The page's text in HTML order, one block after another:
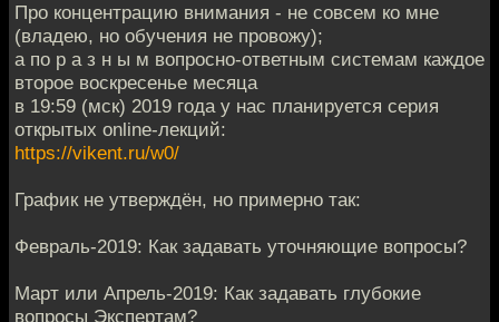
Про концентрацию внимания - не совсем ко мне
(владею, но обучения не провожу);
а по р а з н ы м вопросно-ответным системам каждое
второе воскресенье месяца
в 19:59 (мск) 2019 года у нас планируется серия
открытых online-лекций:
https://vikent.ru/w0/
График не утверждён, но примерно так:
Февраль-2019: Как задавать уточняющие вопросы?
Март или Апрель-2019: Как задавать глубокие
вопросы Экспертам?